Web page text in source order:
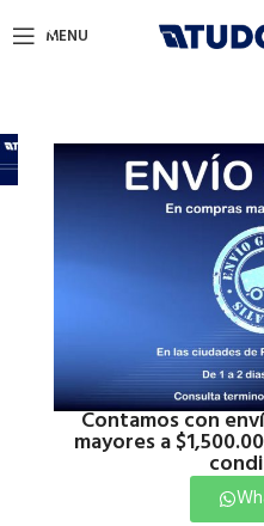
Contamos con
mayores a
MENU
Calentadores Paso
Show sidebar